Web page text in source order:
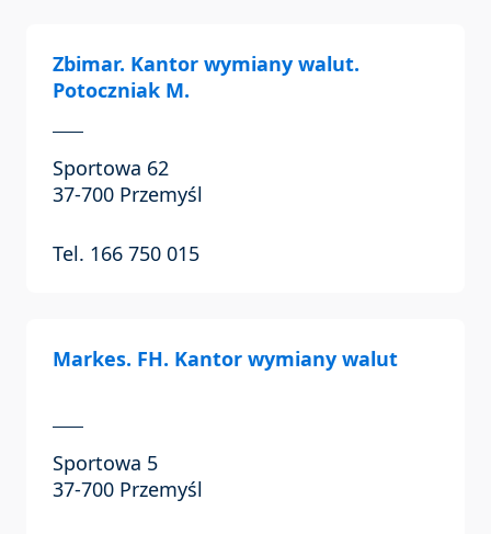
Zbimar. Kantor wymiany walut.
Potoczniak M.
Sportowa 62
37-700 Przemyśl
Tel. 166 750 015
Markes. FH. Kantor wymiany walut
Sportowa 5
37-700 Przemyśl